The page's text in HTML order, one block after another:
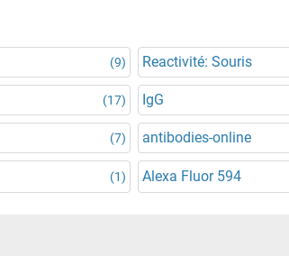
(9) Reactivité: Souris
(17) IgG
(7) antibodies-online
(1) Alexa Fluor 594